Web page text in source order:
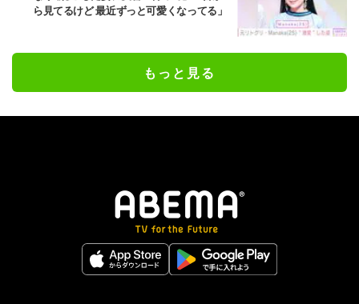
ら見てるけど 最近ずっと可愛くなってる」
もっと見る